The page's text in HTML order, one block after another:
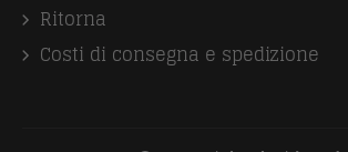
Ritorna
Costi di consegna e spedizione